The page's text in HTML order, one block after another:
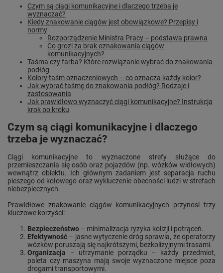
Czym są ciągi komunikacyjne i dlaczego trzeba je
wyznaczać?
Kiedy znakowanie ciągów jest obowiązkowe? Przepisy i
normy
Rozporządzenie Ministra Pracy – podstawa prawna
Co grozi za brak oznakowania ciągów
komunikacyjnych?
Taśma czy farba? Które rozwiązanie wybrać do znakowania
podłóg
Kolory taśm oznaczeniowych – co oznacza każdy kolor?
Jak wybrać taśmę do znakowania podłóg? Rodzaje i
zastosowania
Jak prawidłowo wyznaczyć ciągi komunikacyjne? Instrukcja
krok po kroku
Czym są ciągi komunikacyjne i dlaczego
trzeba je wyznaczać?
Ciągi komunikacyjne to wyznaczone strefy służące do
przemieszczania się osób oraz pojazdów (np. wózków widłowych)
wewnątrz obiektu. Ich głównym zadaniem jest separacja ruchu
pieszego od kołowego oraz wykluczenie obecności ludzi w strefach
niebezpiecznych.
Prawidłowe znakowanie ciągów komunikacyjnych przynosi trzy
kluczowe korzyści:
Bezpieczeństwo – minimalizacja ryzyka kolizji i potrąceń.
Efektywność – jasne wytyczenie dróg sprawia, że operatorzy
wózków poruszają się najkrótszymi, bezkolizyjnymi trasami.
Organizacja – utrzymanie porządku – każdy przedmiot,
paleta czy maszyna mają swoje wyznaczone miejsce poza
drogami transportowymi.